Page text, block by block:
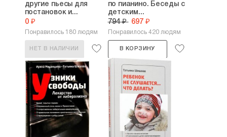
другие пьесы для
постановок и...
0 ₽
Понравилось 180 людям
НЕТ В НАЛИЧИИ
по пианино. Беседы с
детским...
794 ₽ 697 ₽
Понравилось 420 людям
В КОРЗИНУ